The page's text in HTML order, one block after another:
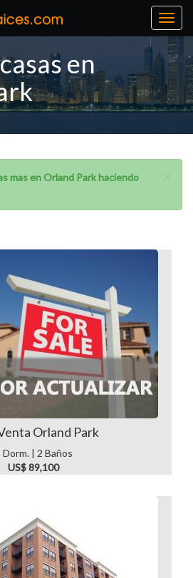
en
×
mas en Orland Park haciendo
Orland Park
Dorm. | 2 Baños
US$ 89,100